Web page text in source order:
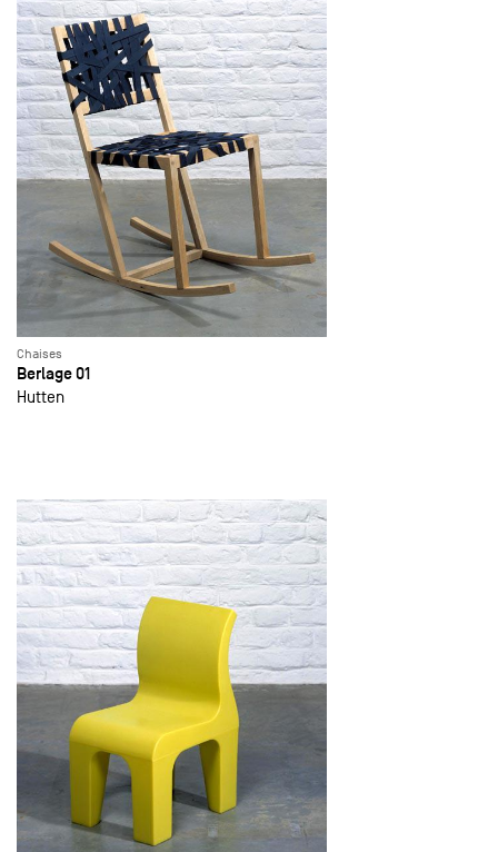
Chaises
Berlage 01
Hutten